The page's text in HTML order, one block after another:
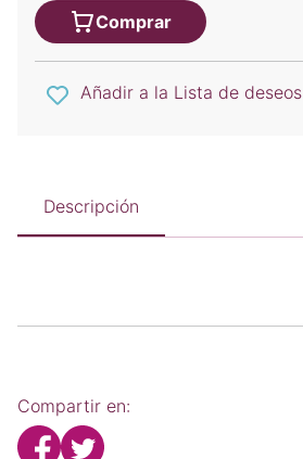
Comprar
Añadir a la Lista de deseos
Descripción
Compartir en: